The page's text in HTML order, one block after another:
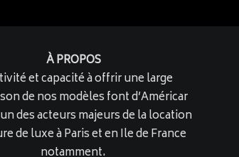
À PROPOS
et capacité à offrir une large
de nos modèles font d’Américar
des acteurs majeurs de la location
de luxe à Paris et en Ile de France
notamment.